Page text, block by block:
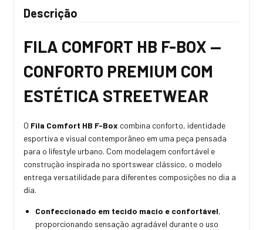
Descrição
FILA COMFORT HB F-BOX —
CONFORTO PREMIUM COM
ESTÉTICA STREETWEAR
O Fila Comfort HB F-Box combina conforto, identidade
esportiva e visual contemporâneo em uma peça pensada
para o lifestyle urbano. Com modelagem confortável e
construção inspirada no sportswear clássico, o modelo
entrega versatilidade para diferentes composições no dia a
dia.
Confeccionado em tecido macio e confortável,
proporcionando sensação agradável durante o uso